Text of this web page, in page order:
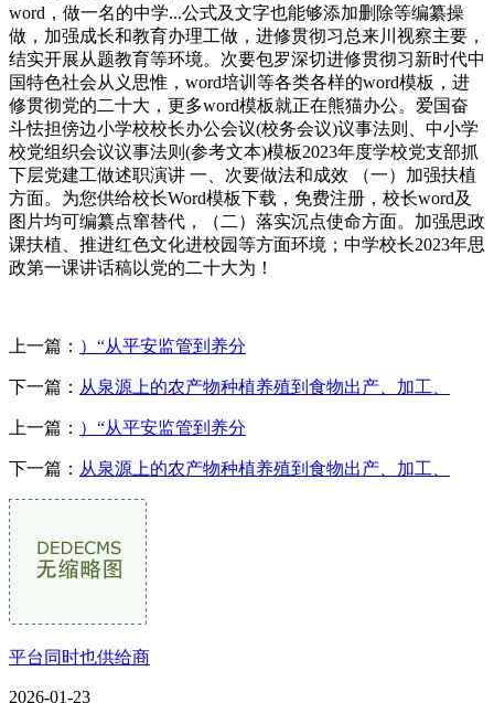
word，做一名的中学...公式及文字也能够添加删除等编纂操
做，加强成长和教育办理工做，进修贯彻习总来川视察主要，
结实开展从题教育等环境。次要包罗深切进修贯彻习新时代中
国特色社会从义思惟，word培训等各类各样的word模板，进
修贯彻党的二十大，更多word模板就正在熊猫办公。爱国奋
斗怯担傍边小学校校长办公会议(校务会议)议事法则、中小学
校党组织会议议事法则(参考文本)模板2023年度学校党支部抓
下层党建工做述职演讲 一、次要做法和成效 （一）加强扶植
方面。为您供给校长Word模板下载，免费注册，校长word及
图片均可编纂点窜替代，（二）落实沉点使命方面。加强思政
课扶植、推进红色文化进校园等方面环境；中学校长2023年思
政第一课讲话稿以党的二十大为！
上一篇： ）“从平安监管到养分
下一篇： 从泉源上的农产物种植养殖到食物出产、加工、
上一篇： ）“从平安监管到养分
下一篇： 从泉源上的农产物种植养殖到食物出产、加工、
平台同时也供给商
2026-01-23